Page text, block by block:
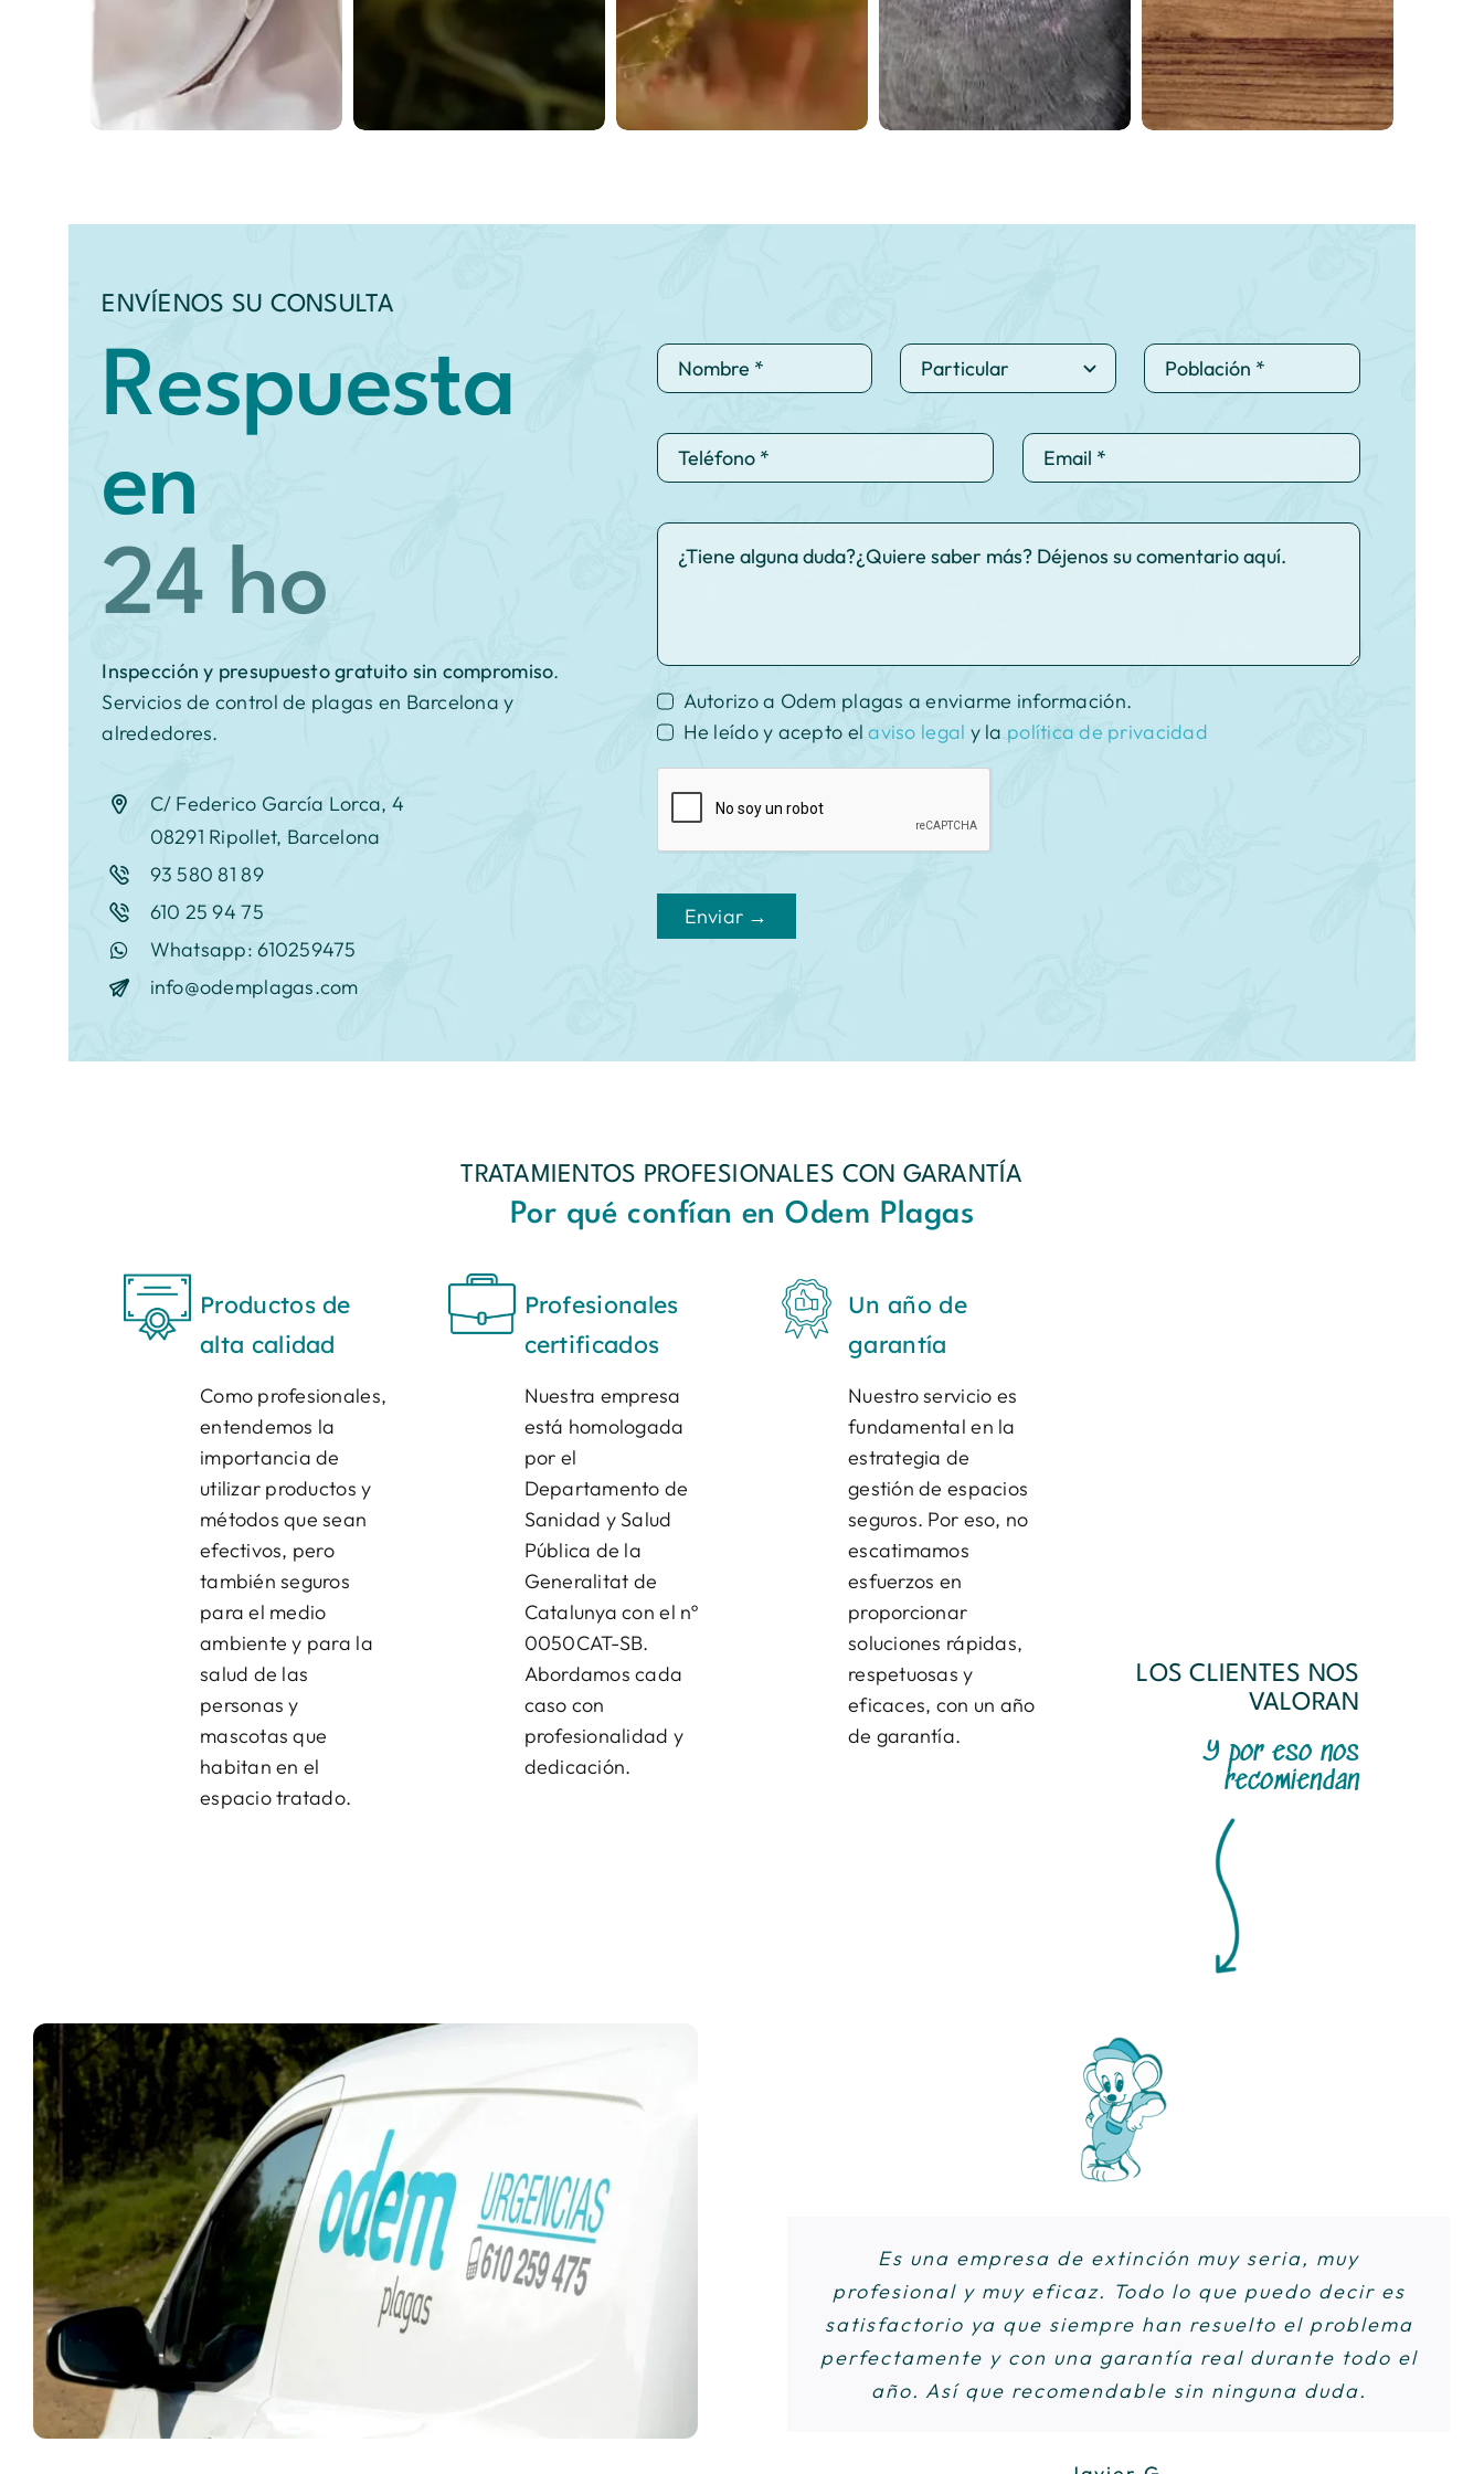
Desinfección
Desratización Desinsectación
Los insectos son
Control de
aves
Tratamiento de
la madera
ENVÍENOS SU CONSULTA
Respuesta
en
Inspección y presupuesto gratuito sin compromiso.
Servicios de control de plagas en Barcelona y
alrededores.
C/ Federico García Lorca, 4
08291 Ripollet, Barcelona
93 580 81 89
610 25 94 75
Whatsapp: 610259475
info@odemplagas.com
Autorizo a Odem plagas a enviarme información.
He leído y acepto elaviso legal y la política de privacidad
Enviar →
TRATAMIENTOS PROFESIONALES CON GARANTÍA
Por qué confían en Odem Plagas
Productos de
alta calidad
Como profesionales,
entendemos la
importancia de
utilizar productos y
métodos que sean
efectivos, pero
también seguros
para el medio
ambiente y para la
salud de las
personas y
mascotas que
habitan en el
espacio tratado.
Profesionales
certificados
Nuestra empresa
está homologada
por el
Departamento de
Sanidad y Salud
Pública de la
Generalitat de
Catalunya con el nº
0050CAT-SB.
Abordamos cada
caso con
profesionalidad y
dedicación.
Un año de
garantía
Nuestro servicio es
fundamental en la
estrategia de
gestión de espacios
seguros. Por eso, no
escatimamos
esfuerzos en
proporcionar
soluciones rápidas,
respetuosas y
eficaces, con un año
de garantía.
LOS CLIENTES NOS
VALORAN
Y por eso nos
recomiendan
Es una empresa de extinción muy seria, muy
profesional y muy eficaz. Todo lo que puedo decir es
satisfactorio ya que siempre han resuelto el problema
perfectamente y con una garantía real durante todo el
año. Así que recomendable sin ninguna duda.
Eduardo es muy amable, profesional y cumplido.
Desde que vino no volví a ver ni una cucaracha más. El
sistema es ideal si tienes niños o mascotas ya que no
tienes que salir de casa ni dejar ventilar. Lo
recomiendo 100%.
Empresa excepcional. Relación, calidad y precio.
Acabaron de una vez por todas con toda una plaga de
cucarachas que llevábamos sufriendo varios años en
el bloque. (…) Gracias por todo